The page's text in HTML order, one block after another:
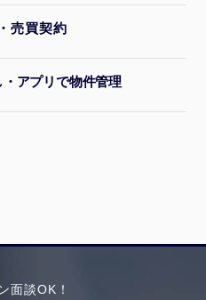
売買契約
アプリで物件管理
面談OK！